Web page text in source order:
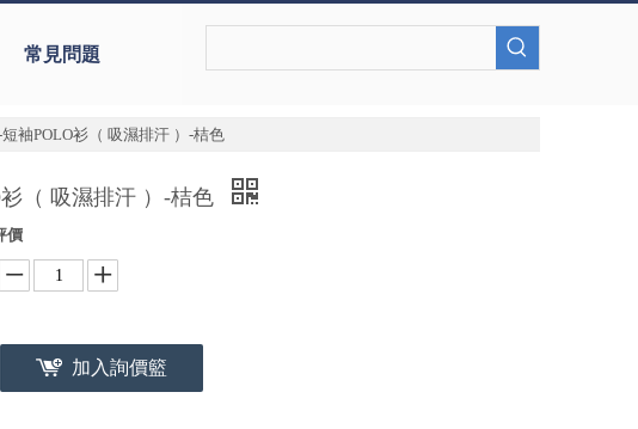
常見問題
袖POLO衫（ 吸濕排汗 ）-桔色
（ 吸濕排汗 ）-桔色
價
加入詢價籃